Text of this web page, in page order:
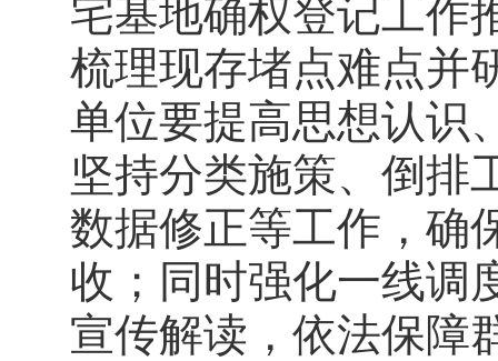
宅基地确权登记工作
梳理现存堵点难点并
单位要提高思想认识
坚持分类施策、倒排
数据修正等工作，确
收；同时强化一线调
宣传解读，依法保障